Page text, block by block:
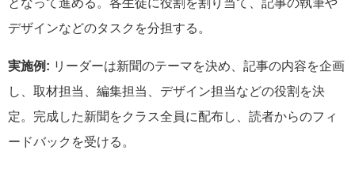
となって進める。各生徒に役割を割り当て、記事の執筆や
デザインなどのタスクを分担する。
実施例: リーダーは新聞のテーマを決め、記事の内容を企画
し、取材担当、編集担当、デザイン担当などの役割を決
定。完成した新聞をクラス全員に配布し、読者からのフィ
ードバックを受ける。